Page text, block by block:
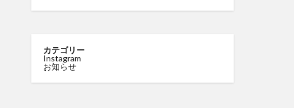
カテゴリー
Instagram
お知らせ